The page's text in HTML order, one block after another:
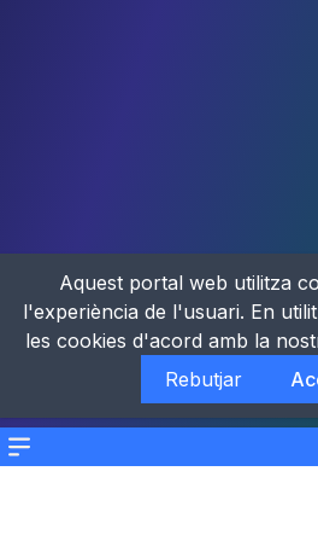
Menu
Aquest portal web utilitza
l'experiència de l'usuari. En
les cookies d'acord amb la
Rebutjar